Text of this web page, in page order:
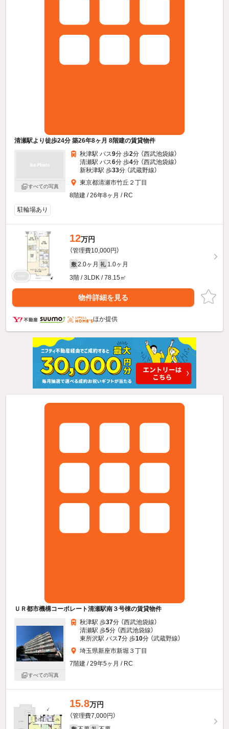
清瀬駅より徒歩24分 築26年8ヶ月 8階建の賃貸物件
すべての写真
秋津駅 バス9分 歩2分 （西武池袋線）
清瀬駅 バス6分 歩4分 （西武池袋線）
新秋津駅 歩33分 （武蔵野線）
東京都清瀬市竹丘２丁目
8階建 / 26年8ヶ月 / RC
駐輪場あり
12万円
（管理費10,000円）
敷 2.0ヶ月 礼 1.0ヶ月
3階 / 3LDK / 78.15㎡
物件詳細を見る
ほか提供
ＵＲ都市機構コーポレート清瀬駅南３号棟の賃貸物件
すべての写真
秋津駅 歩37分 （西武池袋線）
清瀬駅 歩5分 （西武池袋線）
東所沢駅 バス7分 歩10分 （武蔵野線）
埼玉県新座市新堀３丁目
7階建 / 29年5ヶ月 / RC
15.8万円
（管理費7,000円）